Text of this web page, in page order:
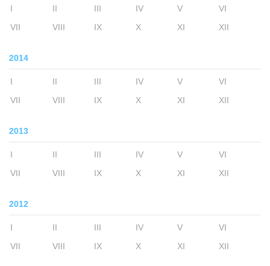
I II III IV V
VI
VII
VIII IX X XI XII
2014
I II III IV V
VI
VII
VIII IX X XI XII
2013
I II III IV V
VI
VII
VIII IX X XI XII
2012
I II III IV V
VI
VII
VIII IX X XI XII